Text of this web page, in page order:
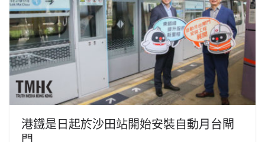
港鐵是日起於沙田站開始安裝自動月台閘